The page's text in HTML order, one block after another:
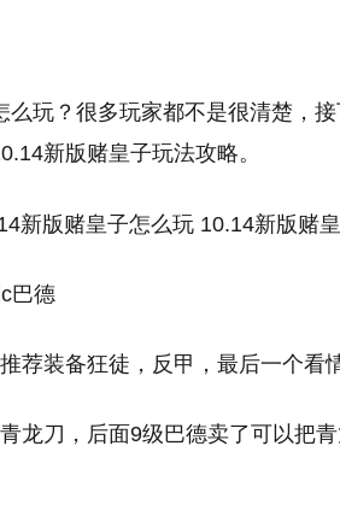
么玩？很多玩家都不是很清楚，
新版赌皇子玩法攻略。
巴德
荐装备狂徒，反甲，最后一个看
龙刀，后面9级巴德卖了可以把